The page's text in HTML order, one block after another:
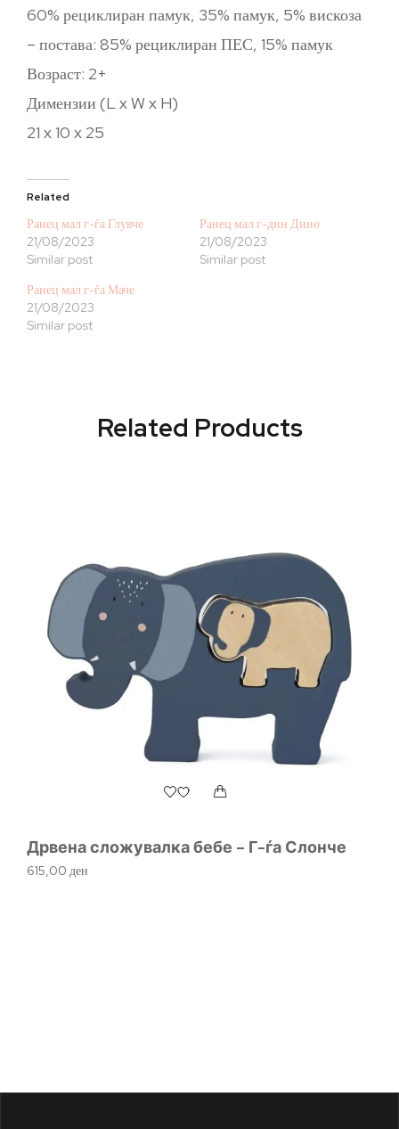
60% рециклиран памук, 35% памук, 5% вискоза
– постава: 85% рециклиран ПЕС, 15% памук
Возраст: 2+
Димензии (L x W x H)
21 x 10 x 25
Related
Ранец мал г-ѓа Глувче
21/08/2023
Similar post
Ранец мал г-дин Дино
21/08/2023
Similar post
Ранец мал г-ѓа Маче
21/08/2023
Similar post
Related Products
Дрвена сложувалка бебе – Г-ѓа Слонче
615,00 ден